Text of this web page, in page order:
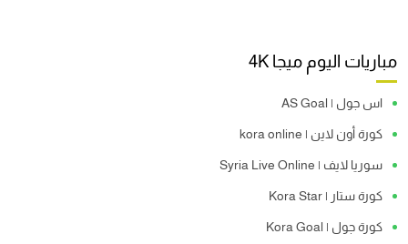
مباريات اليوم ميجا 4K
اس جول | AS Goal
كورة أون لاين | kora online
سوريا لايف | Syria Live Online
كورة ستار | Kora Star
كورة جول | Kora Goal